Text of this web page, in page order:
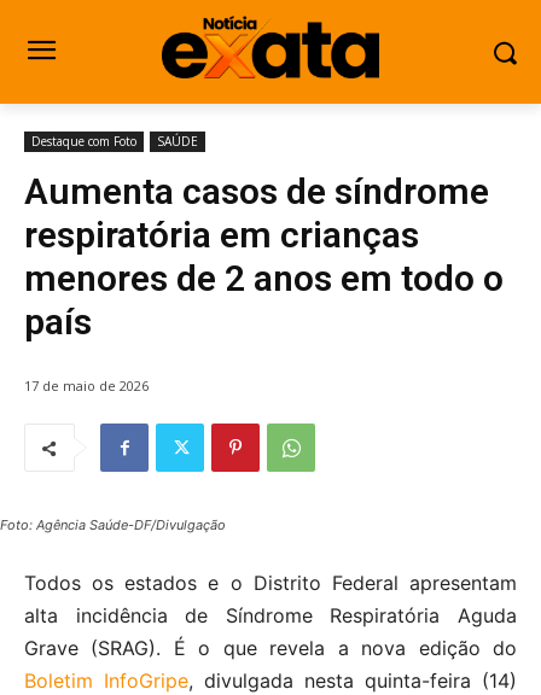
Destaque com Foto SAÚDE
Aumenta casos de síndrome
respiratória em crianças
menores de 2 anos em todo o
país
17 de maio de 2026
Foto: Agência Saúde-DF/Divulgação
Todos os estados e o Distrito Federal apresentam
alta incidência de Síndrome Respiratória Aguda
Grave (SRAG). É o que revela a nova edição do
Boletim InfoGripe, divulgada nesta quinta-feira (14)